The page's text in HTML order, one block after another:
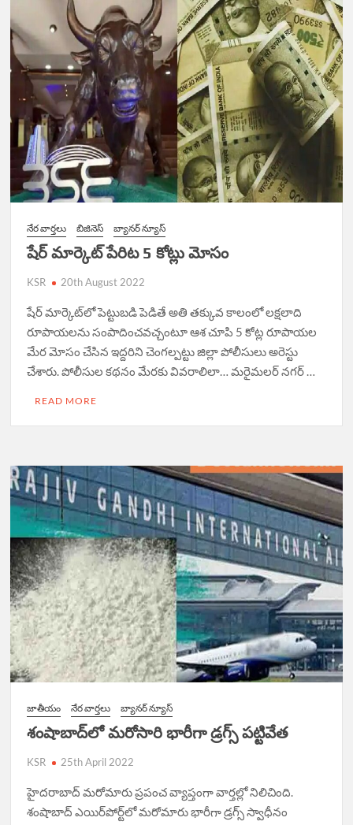
నేర వార్త‌లు బిజినెస్ బ్యానర్ న్యూస్
షేర్ మార్కెట్ పేరిట 5 కోట్లు మోసం
KSR 20th August 2022
షేర్‌ మార్కెట్‌లో పెట్టుబడి పెడితే అతి తక్కువ కాలంలో లక్షలాది
రూపాయలను సంపాదించవచ్చంటూ ఆశ చూపి 5 కోట్ల రూపాయల
మేర మోసం చేసిన ఇద్దరిని చెంగల్పట్టు జిల్లా పోలీసులు అరెస్టు
చేశారు. పోలీసుల కథనం మేరకు వివరాలిలా… మరైమలర్‌ నగర్‌ …
READ MORE
జాతీయం నేర వార్త‌లు బ్యానర్ న్యూస్
శంషాబాద్‌లో మరోసారి భారీగా డ్రగ్స్ పట్టివేత
KSR 25th April 2022
హైద‌రాబాద్ మ‌రోమారు ప్ర‌పంచ వ్యాప్తంగా వార్త‌ల్లో నిలిచింది.
శంషాబాద్ ఎయిర్‌పోర్ట్‌లో మ‌రోమారు భారీగా డ్ర‌గ్స్ స్వాధీనం